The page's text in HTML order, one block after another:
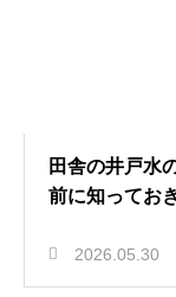
田舎の井戸水
前に知ってお
2026.05.30